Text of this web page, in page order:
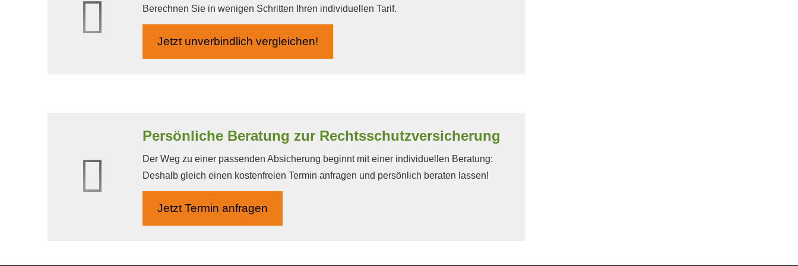
Berechnen Sie in wenigen Schritten Ihren individuellen Tarif.
Jetzt unverbindlich ver­gleichen!
Persönliche Beratung zur Rechts­schutz­ver­si­che­rung
Der Weg zu einer passenden Absicherung beginnt mit einer individuellen Beratung:
Deshalb gleich einen kostenfreien Termin anfragen und persönlich beraten lassen!
Jetzt Termin anfragen